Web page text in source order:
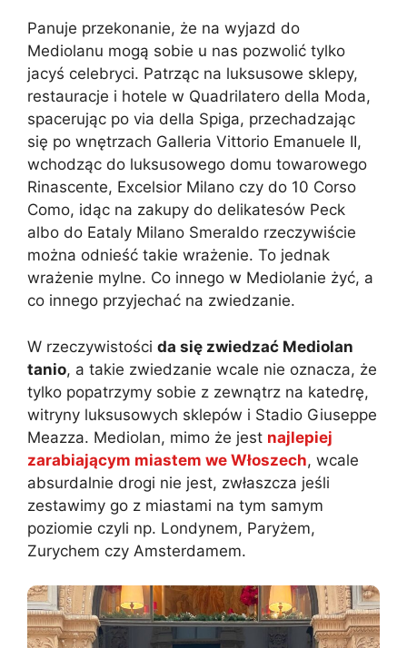
Panuje przekonanie, że na wyjazd do
Mediolanu mogą sobie u nas pozwolić tylko
jacyś celebryci. Patrząc na luksusowe sklepy,
restauracje i hotele w Quadrilatero della Moda,
spacerując po via della Spiga, przechadzając
się po wnętrzach Galleria Vittorio Emanuele II,
wchodząc do luksusowego domu towarowego
Rinascente, Excelsior Milano czy do 10 Corso
Como, idąc na zakupy do delikatesów Peck
albo do Eataly Milano Smeraldo rzeczywiście
można odnieść takie wrażenie. To jednak
wrażenie mylne. Co innego w Mediolanie żyć, a
co innego przyjechać na zwiedzanie.
W rzeczywistości da się zwiedzać Mediolan
tanio, a takie zwiedzanie wcale nie oznacza, że
tylko popatrzymy sobie z zewnątrz na katedrę,
witryny luksusowych sklepów i Stadio Giuseppe
Meazza. Mediolan, mimo że jest najlepiej
zarabiającym miastem we Włoszech, wcale
absurdalnie drogi nie jest, zwłaszcza jeśli
zestawimy go z miastami na tym samym
poziomie czyli np. Londynem, Paryżem,
Zurychem czy Amsterdamem.